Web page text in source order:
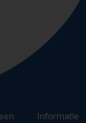
Informatie